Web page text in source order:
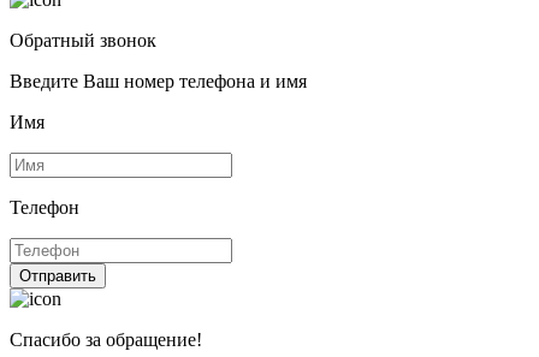
Обратный звонок
Введите Ваш номер телефона и имя
Имя
Телефон
Отправить
Спасибо за обращение!